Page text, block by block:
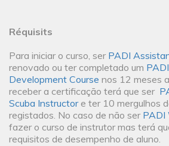
Réquisits
Para iniciar o curso, ser PADI
renovado ou ter completado um
Development Course nos 12 meses
receber a certificação terá que ser
Scuba Instructore ter 10 mergulhos
registados. No caso de não ser PADI
fazer o curso de instrutor mas terá
requisitos de desempenho de aluno.